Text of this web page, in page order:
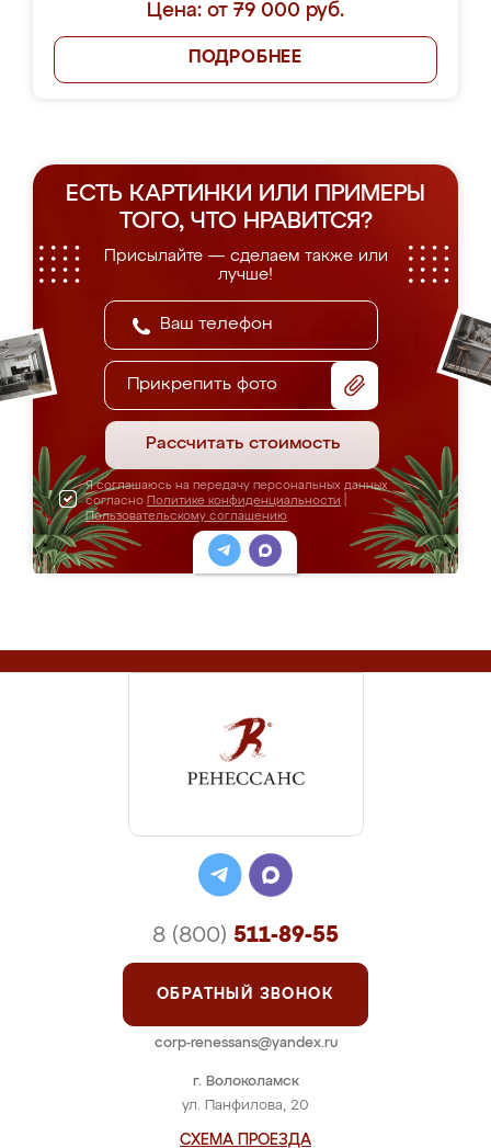
Цена: от 79 000 руб.
ПОДРОБНЕЕ
ЕСТЬ КАРТИНКИ ИЛИ ПРИМЕРЫ
ТОГО, ЧТО НРАВИТСЯ?
Присылайте — сделаем также или
лучше!
Прикрепить фото
Рассчитать стоимость
Я соглашаюсь на передачу персональных данных
согласно Политике конфиденциальности
Пользовательскому соглашению
г. Волоколамск
ул. Панфилова, 20
СХЕМА ПРОЕЗДА
8 (800) 511-89-55
ОБРАТНЫЙ ЗВОНОК
corp-renessans@yandex.ru